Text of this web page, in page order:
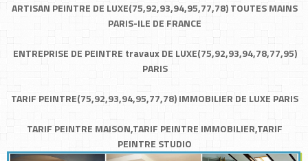
ARTISAN PEINTRE DE LUXE(75,92,93,94,95,77,78) TOUTES MAINS
PARIS-ILE DE FRANCE
ENTREPRISE DE PEINTRE travaux DE LUXE(75,92,93,94,78,77,95)
PARIS
TARIF PEINTRE(75,92,93,94,95,77,78) IMMOBILIER DE LUXE PARIS
TARIF PEINTRE MAISON,TARIF PEINTRE IMMOBILIER,TARIF
PEINTRE STUDIO